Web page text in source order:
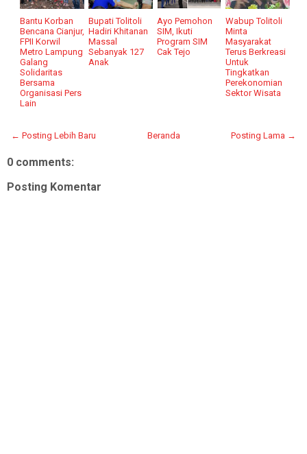
Bantu Korban
Bencana Cianjur,
FPII Korwil
Metro Lampung
Galang
Solidaritas
Bersama
Organisasi Pers
Lain
Bupati Tolitoli
Hadiri Khitanan
Massal
Sebanyak 127
Anak
Ayo Pemohon
SIM, Ikuti
Program SIM
Cak Tejo
Wabup Tolitoli
Minta
Masyarakat
Terus Berkreasi
Untuk
Tingkatkan
Perekonomian
Sektor Wisata
← Posting Lebih Baru Posting Lama →
Beranda
0 comments:
Posting Komentar